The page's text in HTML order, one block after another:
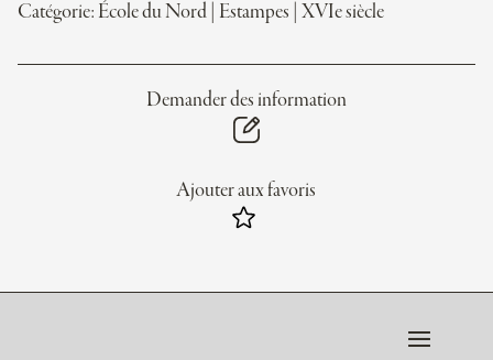
Catégorie: École du Nord Estampes XVIe siècle
Demander des information
Ajouter aux favoris